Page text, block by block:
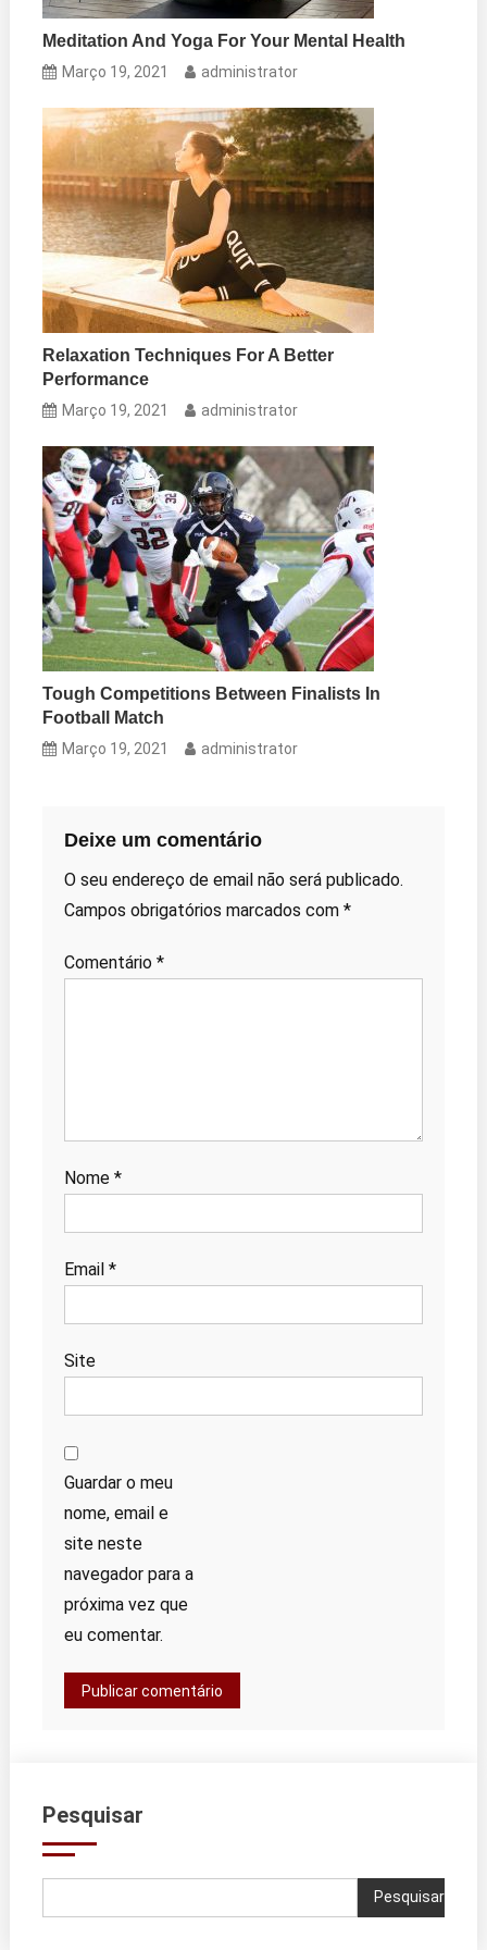
Meditation And Yoga For Your Mental Health
Março 19, 2021 administrator
Relaxation Techniques For A Better
Performance
Março 19, 2021 administrator
Tough Competitions Between Finalists In
Football Match
Março 19, 2021 administrator
Deixe um comentário
O seu endereço de email não será publicado.
Campos obrigatórios marcados com *
Comentário *
Nome *
Email *
Site
Guardar o meu
nome, email e
site neste
navegador para a
próxima vez que
eu comentar.
Pesquisar
Pesquisar